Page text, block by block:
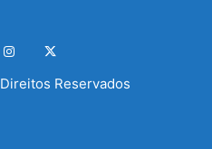
Reservados